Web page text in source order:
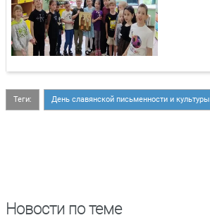
Теги: День славянской письменности и культуры
Новости по теме